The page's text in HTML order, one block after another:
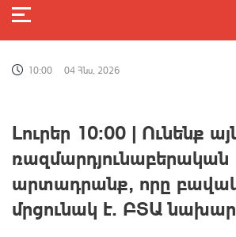
10:00 04 Հնս, 2026
Լուրեր 10։00 | Ունենք
ռազմարդյունաբերական
արտադրանք, որը
մրցունակ է. ԲՏԱ